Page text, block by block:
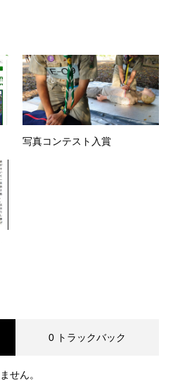
写真コンテスト入賞
0 トラックバック
せん。